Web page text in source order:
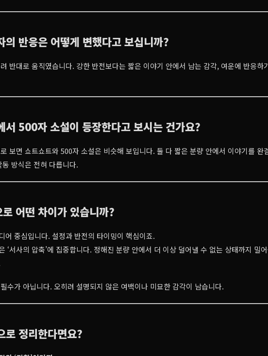
의 반응은 어떻게 변했다고 보십니까?
반대로 움직였습니다. 강한 반전보다는 짧은 이야기 안에서 남는 감각, 여운에 반응하
서 500자 소설이 등장한다고 보시는 건가요?
보면 쇼트쇼트와 500자 소설은 비슷해 보입니다. 둘 다 짧은 분량 안에서 이야기를 완
방식은 전혀 다릅니다.
어떤 차이가 있습니까?
어 중심입니다. 설정과 반전의 타이밍이 핵심이죠.
‘서사의 압축’에 집중합니다. 정해진 분량 안에서 더 이상 덜어낼 수 없는 상태까지 밀
수가 아닙니다. 오히려 설명되지 않은 여백이나 미묘한 감각이 남습니다.
로 정리한다면요?